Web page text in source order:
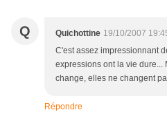
Q Quichottine 19/10/2007
C'est assez impressionnant
expressions ont la vie dure...
change, elles ne changent
Répondre